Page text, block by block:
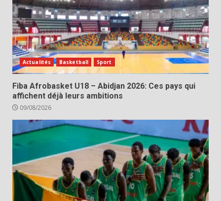
Actualités Basketball Sport
Fiba Afrobasket U18 – Abidjan 2026: Ces pays qui
affichent déjà leurs ambitions
09/08/2026